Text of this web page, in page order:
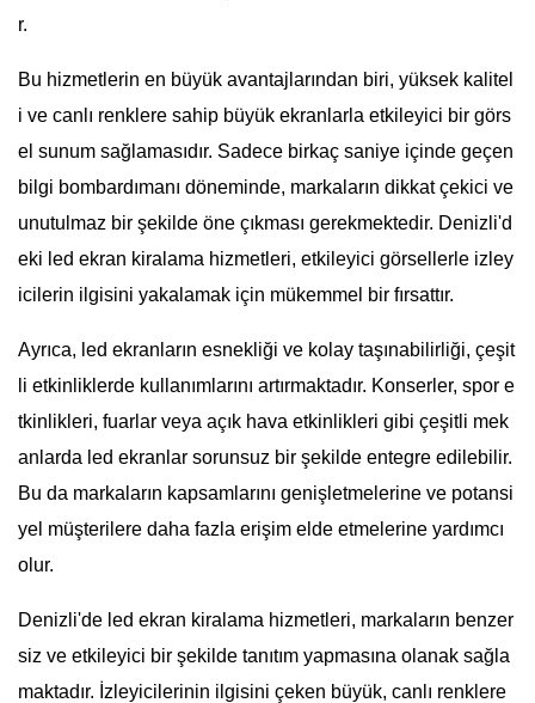
r.
Bu hizmetlerin en büyük avantajlarından biri, yüksek kalitel
i ve canlı renklere sahip büyük ekranlarla etkileyici bir görs
el sunum sağlamasıdır. Sadece birkaç saniye içinde geçen
bilgi bombardımanı döneminde, markaların dikkat çekici ve
unutulmaz bir şekilde öne çıkması gerekmektedir. Denizli'd
eki led ekran kiralama hizmetleri, etkileyici görsellerle izley
icilerin ilgisini yakalamak için mükemmel bir fırsattır.
Ayrıca, led ekranların esnekliği ve kolay taşınabilirliği, çeşit
li etkinliklerde kullanımlarını artırmaktadır. Konserler, spor e
tkinlikleri, fuarlar veya açık hava etkinlikleri gibi çeşitli mek
anlarda led ekranlar sorunsuz bir şekilde entegre edilebilir.
Bu da markaların kapsamlarını genişletmelerine ve potansi
yel müşterilere daha fazla erişim elde etmelerine yardımcı
olur.
Denizli'de led ekran kiralama hizmetleri, markaların benzer
siz ve etkileyici bir şekilde tanıtım yapmasına olanak sağla
maktadır. İzleyicilerinin ilgisini çeken büyük, canlı renklere